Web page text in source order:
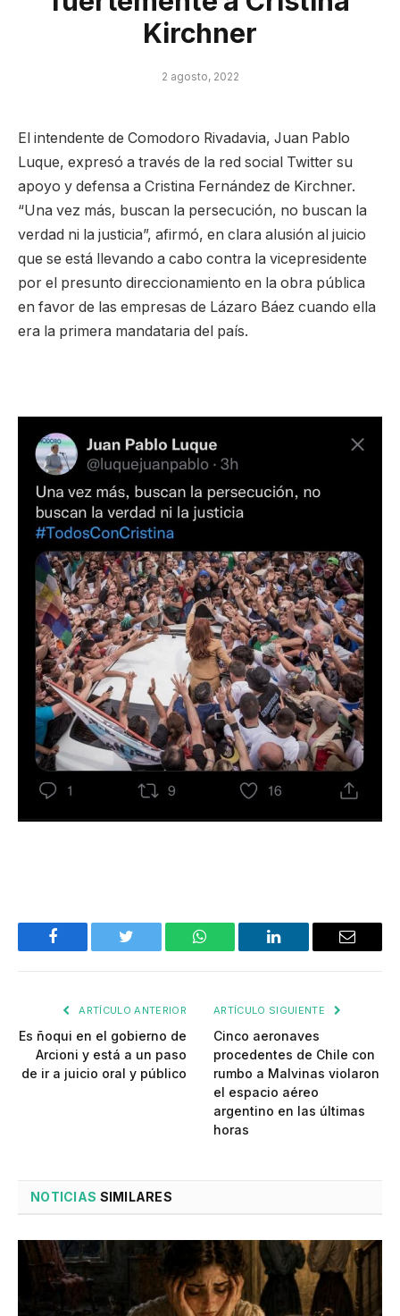
Kirchner
2 agosto, 2022
El intendente de Comodoro Rivadavia, Juan Pablo
Luque, expresó a través de la red social Twitter su
apoyo y defensa a Cristina Fernández de Kirchner.
“Una vez más, buscan la persecución, no buscan la
verdad ni la justicia”, afirmó, en clara alusión al juicio
que se está llevando a cabo contra la vicepresidente
por el presunto direccionamiento en la obra pública
en favor de las empresas de Lázaro Báez cuando ella
era la primera mandataria del país.
Facebook Twitter WhatsApp LinkedIn Email
ARTÍCULO ANTERIOR
Es ñoqui en el gobierno de
Arcioni y está a un paso
de ir a juicio oral y público
ARTÍCULO SIGUIENTE
Cinco aeronaves
procedentes de Chile con
rumbo a Malvinas violaron
el espacio aéreo
argentino en las últimas
horas
NOTICIAS SIMILARES